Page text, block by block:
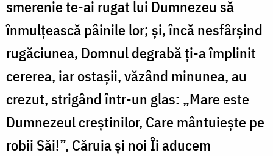
smerenie te-ai rugat lui Dumnezeu să
înmulțească pâinile lor; și, încă nesfârșind
rugăciunea, Domnul degrabă ți-a împlinit
cererea, iar ostașii, văzând minunea, au
crezut, strigând într-un glas: „Mare este
Dumnezeul creștinilor, Care mântuiește pe
robii Săi!”, Căruia și noi Îi aducem